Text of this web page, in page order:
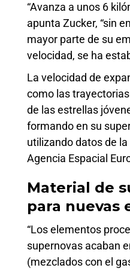
“Avanza a unos 6
apunta Zucker, “sin
mayor parte de su
velocidad, se ha
La velocidad de
como las
de las estrellas
formando en su
utilizando datos de la
Agencia Espacial
Material de
para nuevas
“Los elementos
supernovas acaban
(mezclados con el